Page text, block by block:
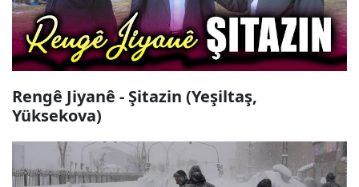
Rengê Jiyanê - Şitazin (Yeşiltaş,
Yüksekova)